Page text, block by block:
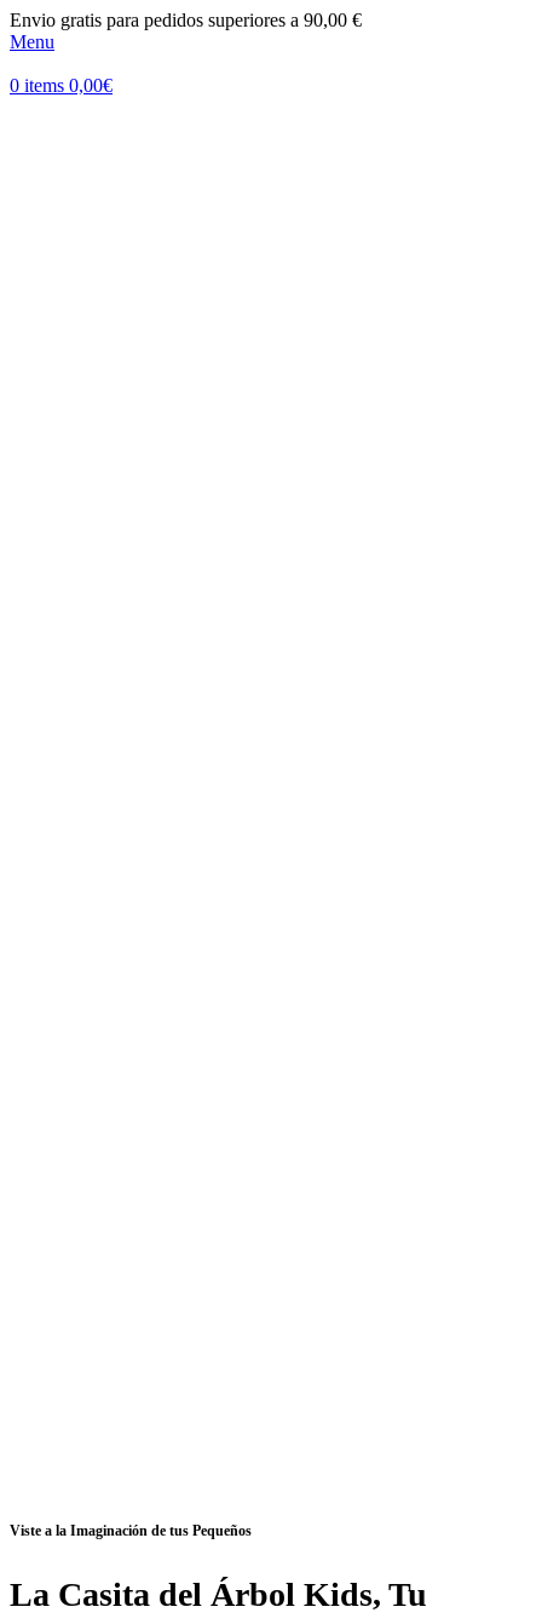
Envio gratis para pedidos superiores a 90,00 €
Menu
0 items 0,00€
Viste a la Imaginación de tus Pequeños
La Casita del Árbol Kids, Tu